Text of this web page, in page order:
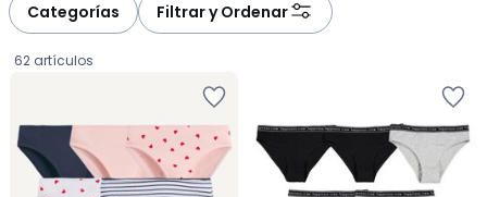
Categorías Filtrar y Ordenar
62 artículos